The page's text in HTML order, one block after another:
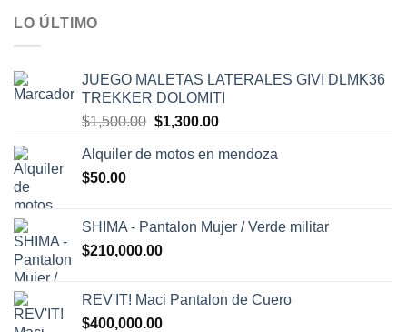
LO ÚLTIMO
JUEGO MALETAS LATERALES GIVI DLMK36
TREKKER DOLOMITI
$1,500.00 El
original
$1,300.00El
actual
Alquiler de motos en mendoza
$50.00
SHIMA - Pantalon Mujer / Verde militar
$210,000.00
REV'IT! Maci Pantalon de Cuero
$400,000.00